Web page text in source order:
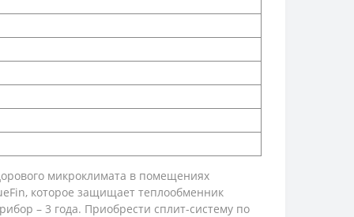
микроклимата в помещениях
которое защищает теплообменник
– 3 года. Приобрести сплит-систему по